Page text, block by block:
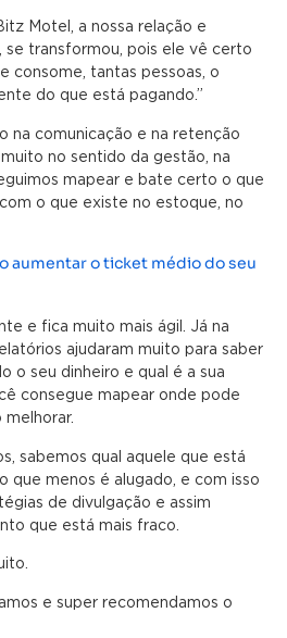
Motel, a nossa relação e
se transformou, pois ele vê certo
consome, tantas pessoas, o
do que está pagando.”
na comunicação e na retenção
no sentido da gestão, na
mapear e bate certo o que
o que existe no estoque, no
aumentar o ticket médio do seu
e fica muito mais ágil. Já na
ajudaram muito para saber
o seu dinheiro e qual é a sua
consegue mapear onde pode
sabemos qual aquele que está
que menos é alugado, e com isso
de divulgação e assim
que está mais fraco.
e super recomendamos o